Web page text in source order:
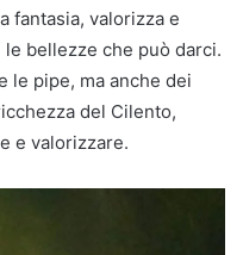
fantasia, valorizza e
le bellezze che può darci.
le pipe, ma anche dei
del Cilento,
e valorizzare.